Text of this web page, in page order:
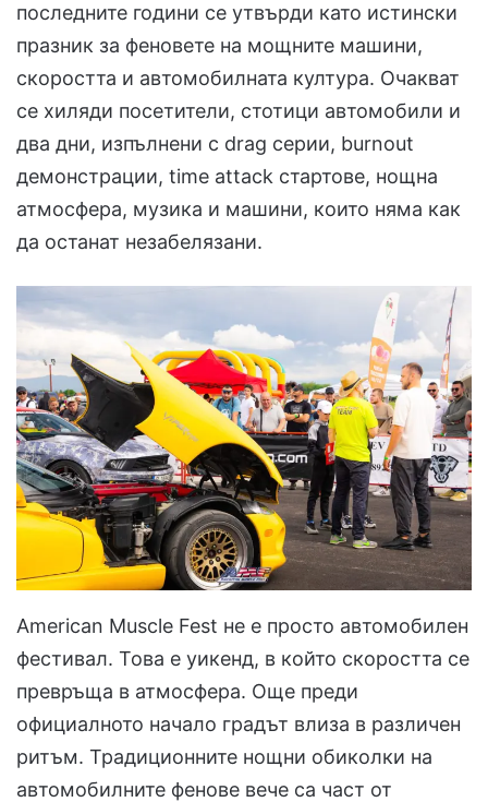
последните години се утвърди като истински
празник за феновете на мощните машини,
скоростта и автомобилната култура. Очакват
се хиляди посетители, стотици автомобили и
два дни, изпълнени с drag серии, burnout
демонстрации, time attack стартове, нощна
атмосфера, музика и машини, които няма как
да останат незабелязани.
American Muscle Fest не е просто автомобилен
фестивал. Това е уикенд, в който скоростта се
превръща в атмосфера. Още преди
официалното начало градът влиза в различен
ритъм. Традиционните нощни обиколки на
автомобилните фенове вече са част от